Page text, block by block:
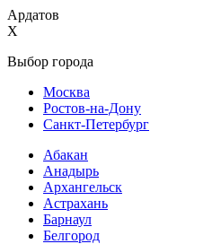
Ардатов
X
Выбор города
Москва
Ростов-на-Дону
Санкт-Петербург
Абакан
Анадырь
Архангельск
Астрахань
Барнаул
Белгород